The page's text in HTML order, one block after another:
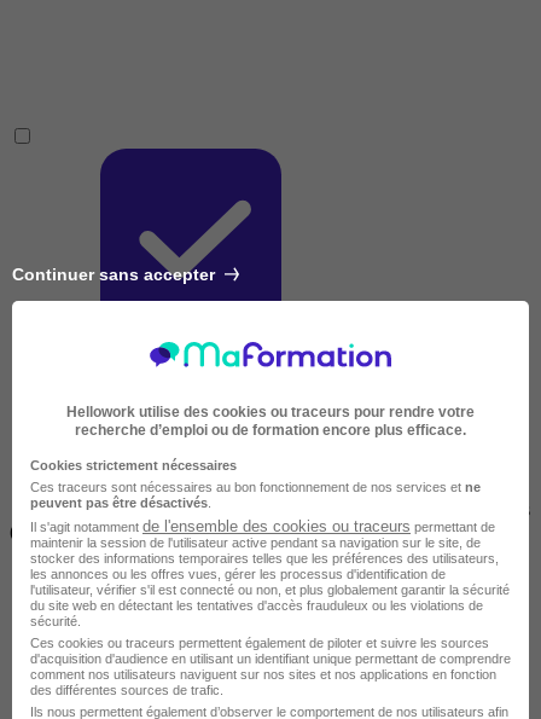
2 jours à 2 semaines
(14h à 70h)
Continuer sans accepter
Hellowork utilise des cookies ou traceurs pour rendre votre
recherche d’emploi ou de formation encore plus efficace.
Cookies strictement nécessaires
Ces traceurs sont nécessaires au bon fonctionnement de nos services et ne
peuvent pas être désactivés
Il s'agit notamment de l'ensemble des cookies ou traceurs permettant de
maintenir la session de l'utilisateur active pendant sa navigation sur le site, de
stocker des informations temporaires telles que les préférences des utilisateurs,
les annonces ou les offres vues, gérer les processus d'identification de
l'utilisateur, vérifier s'il est connecté ou non, et plus globalement garantir la sécurité
du site web en détectant les tentatives d'accès frauduleux ou les violations de
sécurité.
Ces cookies ou traceurs permettent également de piloter et suivre les sources
d'acquisition d'audience en utilisant un identifiant unique permettant de comprendre
comment nos utilisateurs naviguent sur nos sites et nos applications en fonction
des différentes sources de trafic.
Ils nous permettent également d’observer le comportement de nos utilisateurs afin